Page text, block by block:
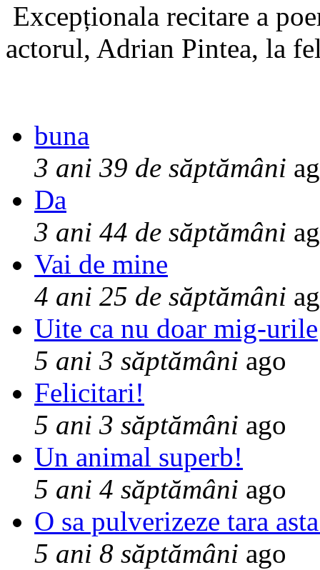
Excepționala recitare a
actorul, Adrian Pintea, la
buna
3 ani 39 de săptămâni
Da
3 ani 44 de săptămâni
Vai de mine
4 ani 25 de săptămâni
Uite ca nu doar mig-urile
5 ani 3 săptămâni ago
Felicitari!
5 ani 3 săptămâni ago
Un animal superb!
5 ani 4 săptămâni ago
O sa pulverizeze tara
5 ani 8 săptămâni ago